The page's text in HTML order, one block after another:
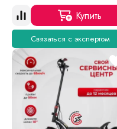
Купить
Связаться с экспертом